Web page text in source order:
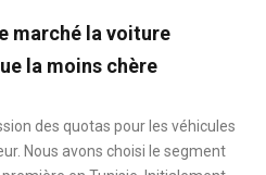
marché la voiture
la moins chère
des quotas pour les véhicules
Nous avons choisi le segment